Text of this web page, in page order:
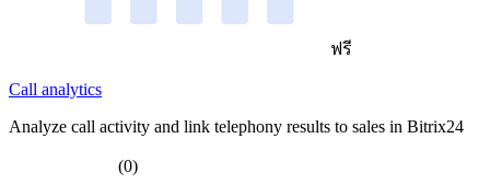
ฟรี
Call analytics
Analyze call activity and link telephony results to sales in Bitrix24
(0)